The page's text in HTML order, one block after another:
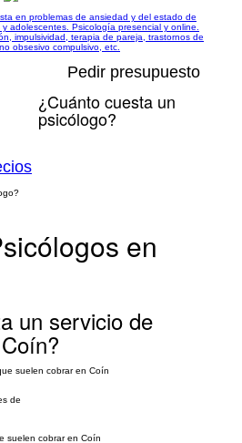
en problemas de ansiedad y del estado de
adolescentes. Psicología presencial y online.
impulsividad, terapia de pareja, trastornos de
obsesivo compulsivo, etc.
Pedir presupuesto
¿Cuánto cuesta un
psicólogo?
en
un servicio de
suelen cobrar en Coín
de
suelen cobrar en Coín